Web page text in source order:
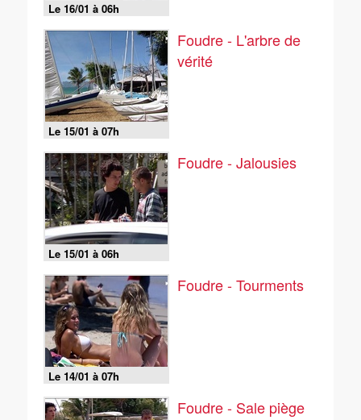
Le 16/01 à 06h
Le 15/01 à 07h
Foudre - L'arbre de
vérité
Le 15/01 à 06h
Foudre - Jalousies
Le 14/01 à 07h
Foudre - Tourments
Foudre - Sale piège